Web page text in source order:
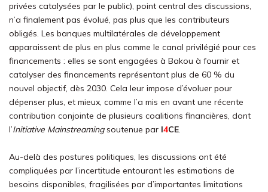
privées catalysées par le public), point central des discussions,
n’a finalement pas évolué, pas plus que les contributeurs
obligés. Les banques multilatérales de développement
apparaissent de plus en plus comme le canal privilégié pour ces
financements : elles se sont engagées à Bakou à fournir et
catalyser des financements représentant plus de 60 % du
nouvel objectif, dès 2030. Cela leur impose d’évoluer pour
dépenser plus, et mieux, comme l’a mis en avant une récente
contribution conjointe de plusieurs coalitions financières, dont
l’Initiative Mainstreamingsoutenue par I4CE.
Au-delà des postures politiques, les discussions ont été
compliquées par l’incertitude entourant les estimations de
besoins disponibles, fragilisées par d’importantes limitations